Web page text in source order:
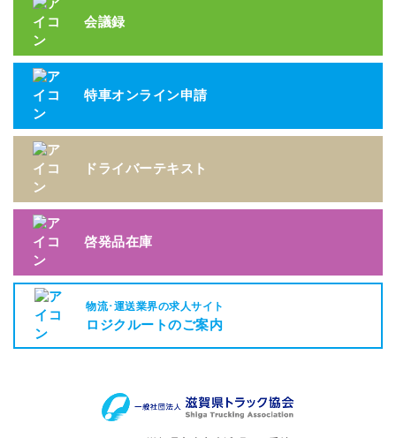
会議録
特車オンライン申請
ドライバーテキスト
啓発品在庫
物流･運送業界の求人サイト
ロジクルートのご案内